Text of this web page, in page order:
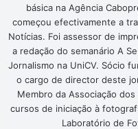
básica na Agência
começou efectivamente a
Notícias. Foi assessor de
a redação do semanário A
Jornalismo na UniCV. Sócio
o cargo de director deste
Membro da Associação
cursos de iniciação à
Laboratório de